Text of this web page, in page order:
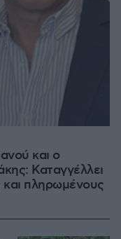
και ο
Καταγγέλλει
και πληρωμένους